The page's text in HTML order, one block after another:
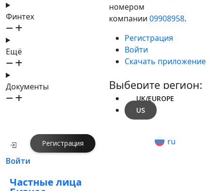
Финтех
Ещё
Документы
номером
компании 09908958.
Регистрация
Войти
Скачать приложение
Выберите регион:
UK/EUROPE
US
Войти
Регистрация ru
Частные лица